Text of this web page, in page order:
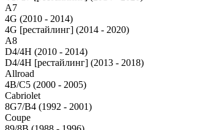
A7
4G (2010 - 2014)
4G [рестайлинг] (2014 - 2020)
A8
D4/4H (2010 - 2014)
D4/4H [рестайлинг] (2013 - 2018)
Allroad
4B/C5 (2000 - 2005)
Cabriolet
8G7/B4 (1992 - 2001)
Coupe